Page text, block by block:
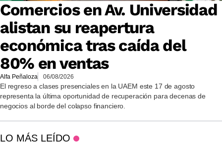
Comercios en Av. Universidad
alistan su reapertura
económica tras caída del
80% en ventas
Alfa Peñaloza 06/08/2026
El regreso a clases presenciales en la UAEM este 17 de agosto
representa la última oportunidad de recuperación para decenas de
negocios al borde del colapso financiero.
LO MÁS LEÍDO